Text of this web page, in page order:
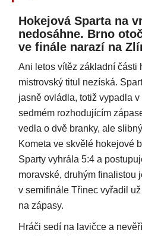
Hokejová Sparta na
nedosáhne. Brno
ve finále narazí na
Ani letos vítěz základní části
mistrovský titul nezíská.
jasně ovládla, totiž vypadla
sedmém rozhodujícím
vedla o dvě branky, ale
Kometa ve skvělé hokejové
Sparty vyhrála 5:4 a
moravské, druhým finalistou
v semifinále Třinec vyřadil
na zápasy.
Hráči sedí na lavičce a